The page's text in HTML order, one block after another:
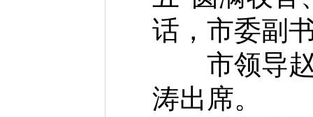
话，市委副
市领导赵
涛出席。